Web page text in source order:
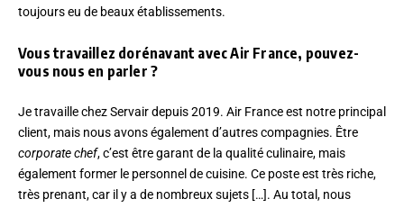
toujours eu de beaux établissements.
Vous travaillez dorénavant avec Air France, pouvez-
vous nous en parler ?
Je travaille chez Servair depuis 2019. Air France est notre principal
client, mais nous avons également d’autres compagnies. Être
corporate chef, c’est être garant de la qualité culinaire, mais
également former le personnel de cuisine. Ce poste est très riche,
très prenant, car il y a de nombreux sujets […]. Au total, nous